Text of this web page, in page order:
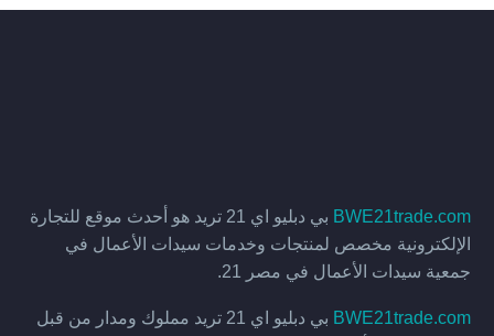
BWE21trade.com
بي دبليو اي 21 تريد هو أحدث موقع للتجارة
الإلكترونية مخصص لمنتجات وخدمات سيدات الأعمال في
جمعية سيدات الأعمال في مصر 21.
BWE21trade.com
بي دبليو اي 21 تريد مملوك ومدار من قبل